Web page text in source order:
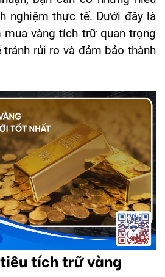
nghiệm thực tế. Dưới đây là
mua vàng tích trữ quan trọng
rủi ro và đảm bảo thành
tích trữ vàng